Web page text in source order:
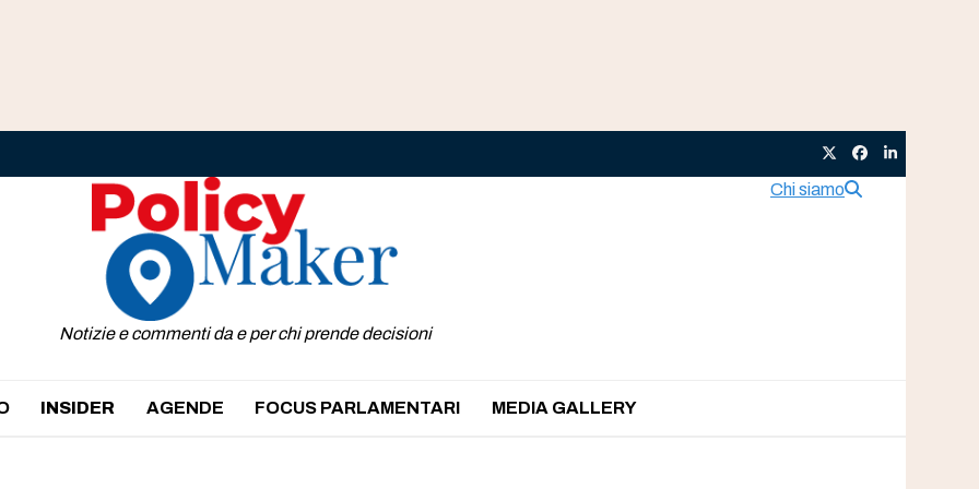
TwitterFacebook
LinkedIn
Chi siamo
Notizie e commenti da e per chi prende decisioni
INSIDER AGENDE FOCUS PARLAMENTARI MEDIA GALLERY